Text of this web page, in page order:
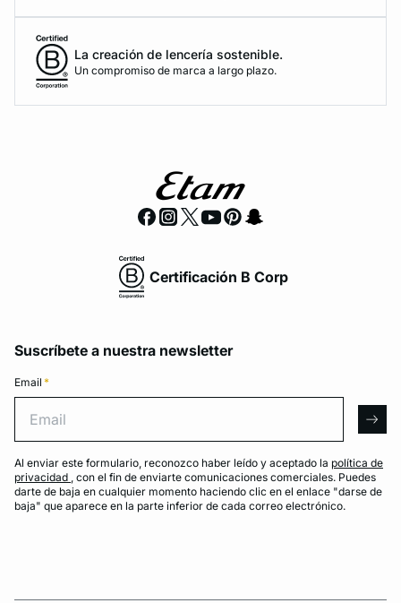
La creación de lencería sostenible.
Un compromiso de marca a largo plazo.
Certificación B Corp
Suscríbete a nuestra newsletter
Email *
Al enviar este formulario, reconozco haber leído y aceptado la política de
privacidad , con el fin de enviarte comunicaciones comerciales. Puedes
darte de baja en cualquier momento haciendo clic en el enlace "darse de
baja" que aparece en la parte inferior de cada correo electrónico.